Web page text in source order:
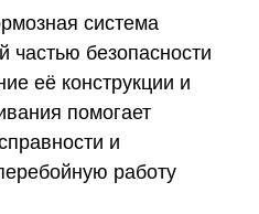
система
частью безопасности
её конструкции и
помогает
и
работу